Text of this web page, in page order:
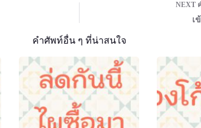
NEXT
เ
คำศัพท์อื่น ๆ ที่น่าสนใจ